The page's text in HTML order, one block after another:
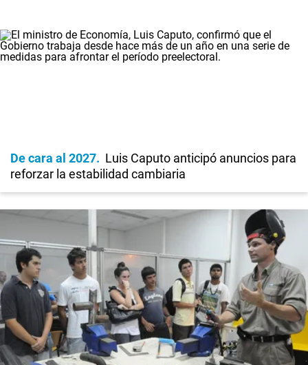
De cara al 2027
Luis Caputo anticipó anuncios para
reforzar la estabilidad cambiaria